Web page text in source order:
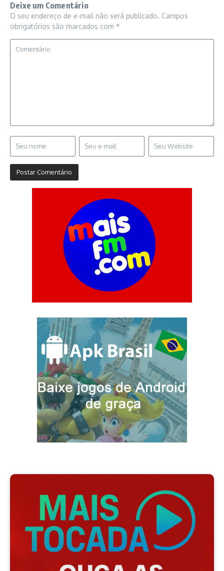
Deixe um Comentário
O seu endereço de e-mail não será publicado. Campos
obrigatórios são marcados com *